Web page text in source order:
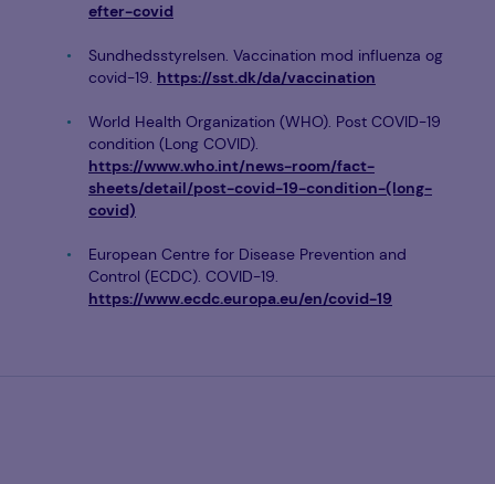
efter-covid
Sundhedsstyrelsen. Vaccination mod influenza og
covid-19. https://sst.dk/da/vaccination
World Health Organization (WHO). Post COVID-19
condition (Long COVID).
https://www.who.int/news-room/fact-
sheets/detail/post-covid-19-condition-(long-
covid)
European Centre for Disease Prevention and
Control (ECDC). COVID-19.
https://www.ecdc.europa.eu/en/covid-19